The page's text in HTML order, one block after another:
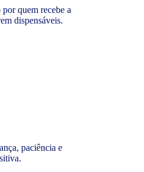
quem recebe a
dispensáveis.
paciência e